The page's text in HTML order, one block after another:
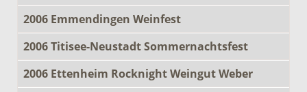
2006 Emmendingen Weinfest
2006 Titisee-Neustadt Sommernachtsfest
2006 Ettenheim Rocknight Weingut Weber